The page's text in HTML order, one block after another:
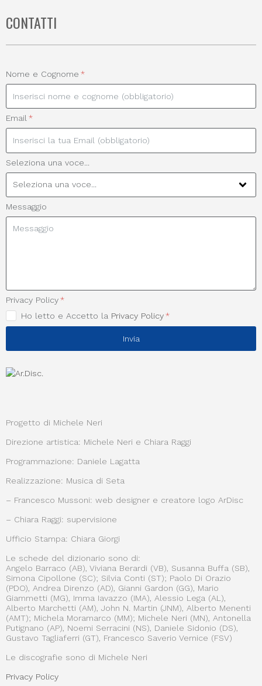
Progetto di Michele Neri
Direzione artistica: Michele Neri e Chiara Raggi
Programmazione: Daniele Lagatta
Realizzazione: Musica di Seta
– Francesco Mussoni: web designer e creatore logo ArDisc
– Chiara Raggi: supervisione
Ufficio Stampa: Chiara Giorgi
Le schede del dizionario sono di:
Angelo Barraco (AB), Viviana Berardi (VB), Susanna Buffa (SB),
Simona Cipollone (SC); Silvia Conti (ST); Paolo Di Orazio
(PDO), Andrea Direnzo (AD), Gianni Gardon (GG), Mario
Giammetti (MG), Imma Iavazzo (IMA), Alessio Lega (AL),
Alberto Marchetti (AM), John N. Martin (JNM), Alberto Menenti
(AMT); Michela Moramarco (MM); Michele Neri (MN), Antonella
Putignano (AP), Noemi Serracini (NS), Daniele Sidonio (DS),
Gustavo Tagliaferri (GT), Francesco Saverio Vernice (FSV)
Le discografie sono di Michele Neri
Privacy Policy
CONTATTI
Nome e Cognome
Email
Seleziona una voce...
Messaggio
Privacy Policy
Ho letto e Accetto la Privacy Policy
Invia